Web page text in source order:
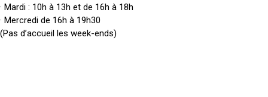
· Mardi : 10h à 13h et de 16h à 18h
· Mercredi de 16h à 19h30
(Pas d’accueil les week-ends)